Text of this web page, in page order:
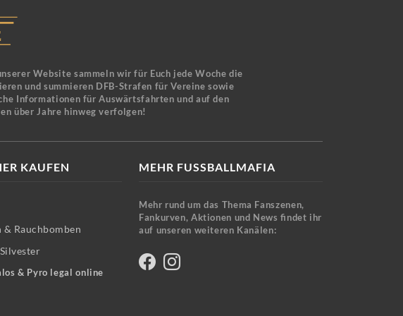
Website sammeln wir für Euch jede Woche die
und summieren DFB-Strafen für Vereine sowie
Informationen für Auswärtsfahrten und auf den
über Jahre hinweg verfolgen!
KAUFEN
& Rauchbomben
& Pyro legal online
MEHR FUSSBALLMAFIA
Mehr rund um das Thema Fanszenen,
Fankurven, Aktionen und News findet ihr
auf unseren weiteren Kanälen: